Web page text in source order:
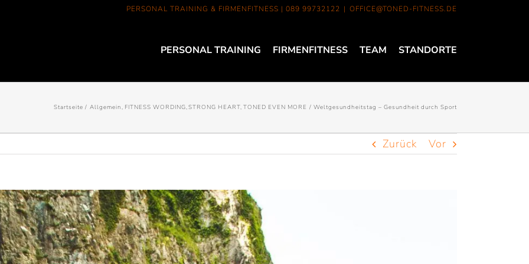
PERSONAL TRAINING & FIRMENFITNESS | 089 99732122 | OFFICE@TONED-FITNESS.DE
PERSONAL TRAINING FIRMENFITNESS TEAM STANDORTE
Startseite Allgemein FITNESS WORDING STRONG HEART TONED EVEN MORE Weltgesundheitstag – Gesundheit durch Sport
Zurück Vor